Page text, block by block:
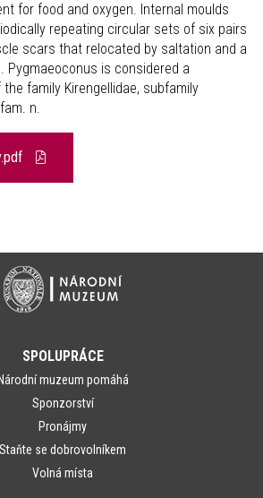
for food and oxygen. Internal moulds
repeating circular sets of six pairs
scars that relocated by saltation and a
Pygmaeoconus is considered a
family Kirengellidae, subfamily
n.
SPOLUPRÁCE
Národní muzeum pomáhá
Sponzorství
Pronájmy
Staňte se dobrovolníkem
Volná místa